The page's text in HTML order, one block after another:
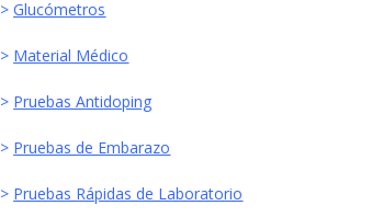
>Glucómetros
> Material Médico
> Pruebas Antidoping
> Pruebas de Embarazo
> Pruebas Rápidas de Laboratorio